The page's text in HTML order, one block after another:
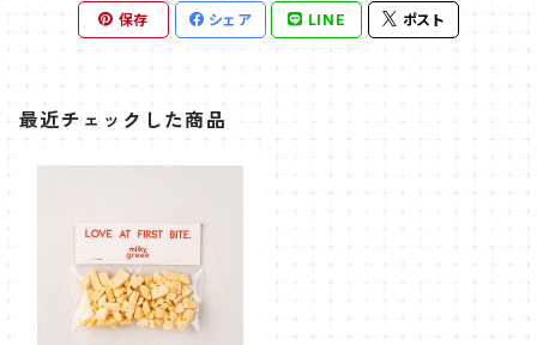
保存 シェア LINE ポスト
最近チェックした商品